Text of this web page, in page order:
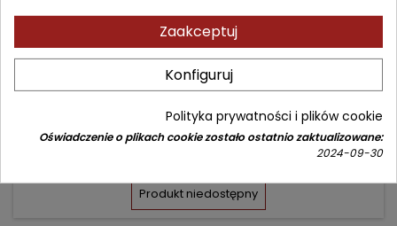
CHROŃ SERCE PRZED CHOROBĄ WIĘŃCOWĄ I ZAWAŁEM
Autor: Aleksander Michajlik
(0)
podstawowa
Produkt niedostępny
Zaakceptuj
Konfiguruj
Polityka prywatności i plików cookie
Oświadczenie o plikach cookie zostało ostatnio zaktualizowane:
2024-09-30